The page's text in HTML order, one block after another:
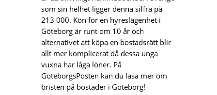
som sin helhet ligger denna siffra på
213 000. Kön för en hyreslägenhet i
Göteborg är runt om 10 år och
alternativet att köpa en bostadsrätt blir
allt mer komplicerat då dessa unga
vuxna har låga löner. På
GöteborgsPosten kan du läsa mer om
bristen på bostäder i Göteborg!